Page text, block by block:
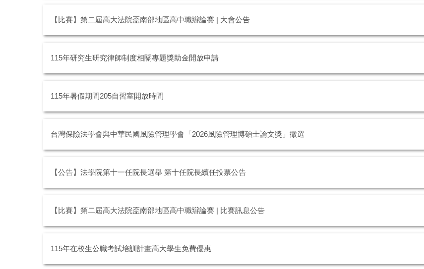
【比賽】第二屆高大法院盃南部地區高中職辯論賽 | 大會公告
115年研究生研究律師制度相關專題獎助金開放申請
115年暑假期間205自習室開放時間
台灣保險法學會與中華民國風險管理學會「2026風險管理博碩士論文獎」徵選
【公告】法學院第十一任院長選舉 第十任院長續任投票公告
【比賽】第二屆高大法院盃南部地區高中職辯論賽 | 比賽訊息公告
115年在校生公職考試培訓計畫高大學生免費優惠